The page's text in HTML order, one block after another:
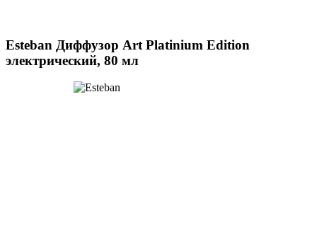
Esteban Диффузор Art Platinium Edition
электрический, 80 мл